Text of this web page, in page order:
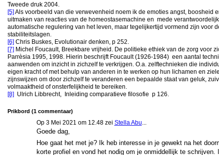
Tweede druk 2004.
[5]Als voorbeeld van die verwevenheid noem ik de emoties angst, boosheid
uitmaken van reacties van de homeostasemachine en mede
automatische regulering van het leven, maar tegelijkertijd vormend zijn voor
stabiliteitslagen.
[6]Chris Buskes, Evolutionair denken, p 252.
[7]Michel Foucault, Breekbare vrijheid. De politieke ethiek van de zorg voor
Parrèsia 1995, 1998. Hierin beschrijft Foucault (1926-1984) een aantal
aanwenden om inzicht in zichzelf te verkrijgen. O.a. zelftechnieken die
eigen kracht of met behulp van anderen in te werken op hun lichamen en
zijnswijzen om door zichzelf te veranderen een bepaalde staat van geluk,
volmaaktheid of onsterfelijkheid te bereiken.
[8]Ulrich Libbrecht, Inleiding comparatieve filosofie p 126.
Prikbord (1 commentaar)
Op 3 Mei 2021 om 12.48 zei Stella Abu
Goede dag,
Hoe gaat het met je? Ik heb interesse in je gewekt na het
korte profiel en vond het nodig om je onmiddellijk te schrijven.